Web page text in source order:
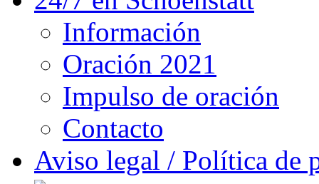
Información
Oración 2021
Impulso de oración
Contacto
Aviso legal / Política de